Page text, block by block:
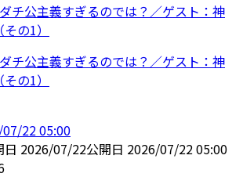
チ公主義すぎるのでは？／ゲスト：神
の1）
チ公主義すぎるのでは？／ゲスト：神
の1）
22 05:00
日 2026/07/22公開日 2026/07/22 05:00